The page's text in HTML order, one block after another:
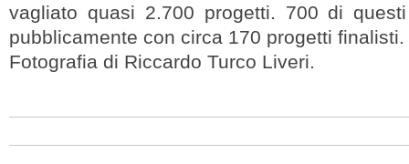
vagliato quasi 2.700 progetti. 700 di
pubblicamente con circa 170 progetti finalisti.
Fotografia di Riccardo Turco Liveri.